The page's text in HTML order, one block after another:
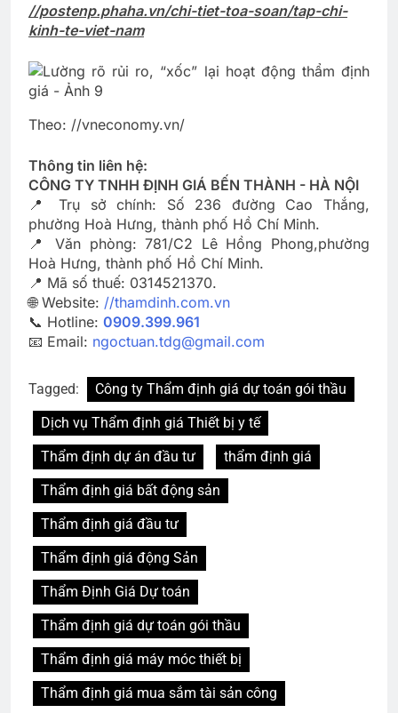
//postenp.phaha.vn/chi-tiet-toa-soan/tap-chi-
kinh-te-viet-nam
Theo: //vneconomy.vn/
Thông tin liên hệ:
CÔNG TY TNHH ĐỊNH GIÁ BẾN THÀNH - HÀ NỘI
📍 Trụ sở chính: Số 236 đường Cao Thắng,
phường Hoà Hưng, thành phố Hồ Chí Minh.
📍 Văn phòng: 781/C2 Lê Hồng Phong,phường
Hoà Hưng, thành phố Hồ Chí Minh.
📍 Mã số thuế: 0314521370.
🌐 Website: //thamdinh.com.vn
📞 Hotline: 0909.399.961
📧 Email: ngoctuan.tdg@gmail.com
Tagged:
Công ty Thẩm định giá dự toán gói thầu
Dịch vụ Thẩm định giá Thiết bị y tế
Thẩm định dự án đầu tư
thẩm định giá
Thẩm định giá bất động sản
Thẩm định giá đầu tư
Thẩm định giá động Sản
Thẩm Định Giá Dự toán
Thẩm định giá dự toán gói thầu
Thẩm định giá máy móc thiết bị
Thẩm định giá mua sắm tài sản công